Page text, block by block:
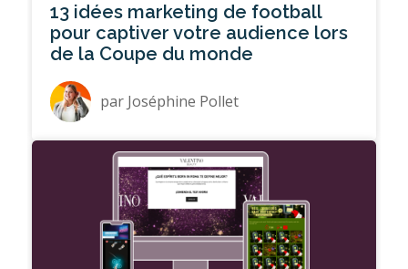
13 idées marketing de football
pour captiver votre audience lors
de la Coupe du monde
par Joséphine Pollet